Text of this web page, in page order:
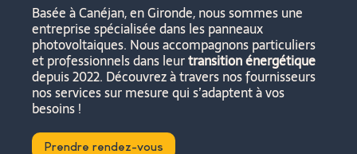
Basée à Canéjan, en Gironde, nous sommes une
entreprise spécialisée dans les panneaux
photovoltaiques. Nous accompagnons particuliers
et professionnels dans leurtransition énergétique
depuis 2022. Découvrez à travers nos fournisseurs
nos services sur mesure qui s’adaptent à vos
besoins !
Prendre rendez-vous